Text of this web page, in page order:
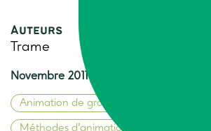
Auteurs
Trame
Novembre 2011
Animation de groupes
Méthodes d’animation de groupes